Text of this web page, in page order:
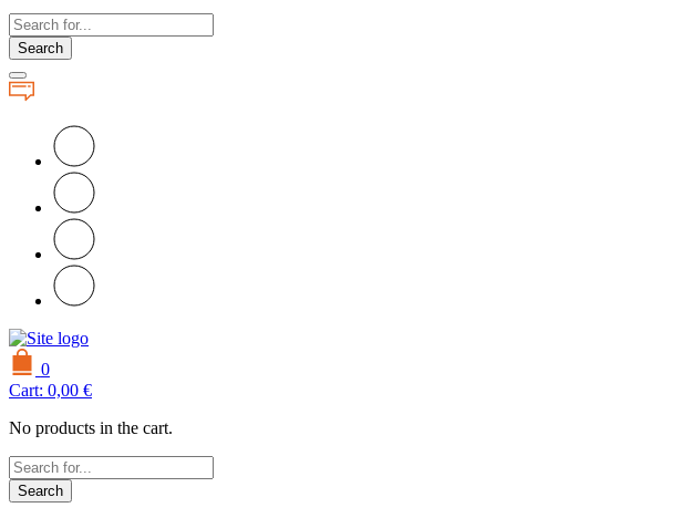
Search
0
Cart: 0,00 €
No products in the cart.
Search